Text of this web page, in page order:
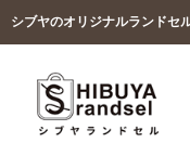
シブヤのオリジナルランドセ